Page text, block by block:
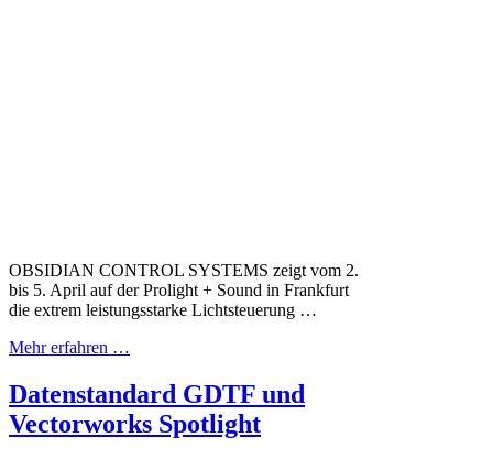
OBSIDIAN CONTROL SYSTEMS zeigt vom 2.
bis 5. April auf der Prolight + Sound in Frankfurt
die extrem leistungsstarke Lichtsteuerung …
Mehr erfahren …
Datenstandard GDTF und
Vectorworks Spotlight